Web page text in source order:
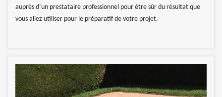
auprès d’un prestataire professionnel pour être sûr du résultat que
vous allez utiliser pour le préparatif de votre projet.